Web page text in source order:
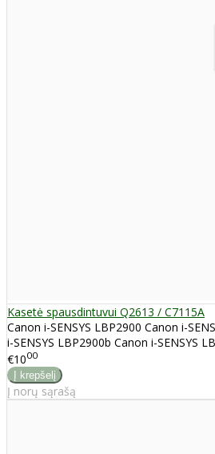
Kasetė spausdintuvui Q2613 / C7115A
Canon i-SENSYS LBP2900 Canon i-
i-SENSYS LBP2900b Canon i-SENSYS
€1000
Į norų sąrašą